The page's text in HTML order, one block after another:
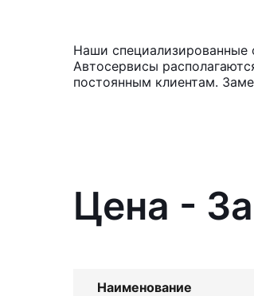
Наши специализированные
Автосервисы
постоянным клиентам.
Цена -
Наименование